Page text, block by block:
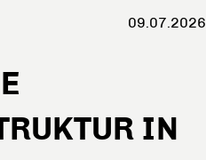
09.07.2026
IN